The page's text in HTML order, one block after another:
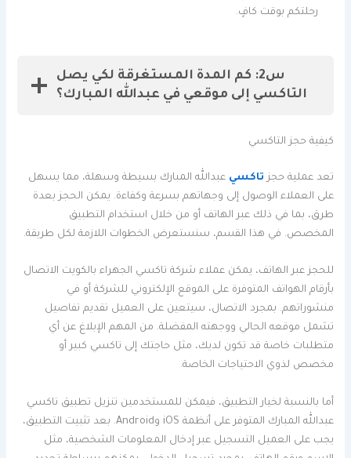
رحلتكم بوقت كافٍ.
س2: كم المدة المستغرقة لكي يصل
التاكسي إلى موقعي في عبدالله المبارك؟
كيفية حجز التاكسي
تعد عملية حجزتاكسيعبدالله المبارك بسيطة وسهلة، مما يسهل
على العملاء الوصول إلى وجهاتهم بسرعة وكفاءة. يمكن الحجز بعدة
طرق، بما في ذلك عبر الهاتف أو من خلال استخدام التطبيق
المخصص. في هذا القسم، سنستعرض الخطوات اللازمة لكل طريقة.
للحجز عبر الهاتف، يمكن عملاء شركة تاكسي الجهراء بالكويت الاتصال
بأرقام الهواتف المتوفرة على الموقع الإلكتروني للشركة أو في
منشوراتهم. بمجرد الاتصال، سيتعين على العميل تقديم تفاصيل
تشمل موقعه الحالي ووجهته المفضلة. من المهم الإبلاغ عن أي
متطلبات خاصة قد تكون لديك، مثل حاجتك إلى تاكسي كبير أو
مخصص لذوي الاحتياجات الخاصة.
أما بالنسبة لخيار التطبيق، فيمكن للمستخدمين تنزيل تطبيق تاكسي
عبدالله المبارك المتوفر على أنظمة iOS وAndroid. بعد تثبيت التطبيق،
يجب على العميل التسجيل عبر إدخال المعلومات الشخصية، مثل